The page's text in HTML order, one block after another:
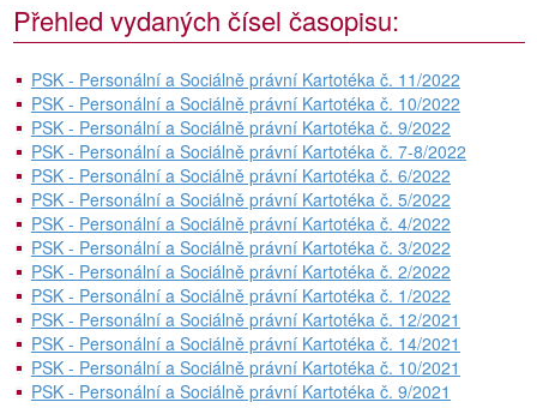
Přehled vydaných čísel časopisu:
PSK - Personální a Sociálně právní Kartotéka č. 11/2022
PSK - Personální a Sociálně právní Kartotéka č. 10/2022
PSK - Personální a Sociálně právní Kartotéka č. 9/2022
PSK - Personální a Sociálně právní Kartotéka č. 7-8/2022
PSK - Personální a Sociálně právní Kartotéka č. 6/2022
PSK - Personální a Sociálně právní Kartotéka č. 5/2022
PSK - Personální a Sociálně právní Kartotéka č. 4/2022
PSK - Personální a Sociálně právní Kartotéka č. 3/2022
PSK - Personální a Sociálně právní Kartotéka č. 2/2022
PSK - Personální a Sociálně právní Kartotéka č. 1/2022
PSK - Personální a Sociálně právní Kartotéka č. 12/2021
PSK - Personální a Sociálně právní Kartotéka č. 14/2021
PSK - Personální a Sociálně právní Kartotéka č. 10/2021
PSK - Personální a Sociálně právní Kartotéka č. 9/2021